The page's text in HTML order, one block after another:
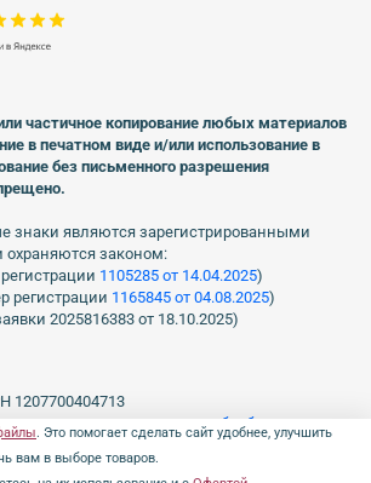
частичное копирование любых материалов
в печатном виде и/или использование в
без письменного разрешения
знаки являются зарегистрированными
законом:
1105285 от 14.04.2025)
регистрации 1165845 от 04.08.2025)
2025816383 от 18.10.2025)
1207700404713
осуществляющих обработку
Роскомнадзора рег. № 77-23-150255, Приказ
. Это помогает сделать сайт удобнее, улучшить
вам в выборе товаров.